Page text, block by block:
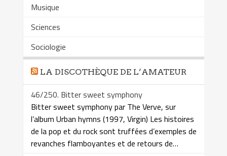
Musique
Sciences
Sociologie
LA DISCOTHÈQUE DE L’AMATEUR
46/250. Bitter sweet symphony
Bitter sweet symphony par The Verve, sur
l’album Urban hymns (1997, Virgin) Les histoires
de la pop et du rock sont truffées d’exemples de
revanches flamboyantes et de retours de…